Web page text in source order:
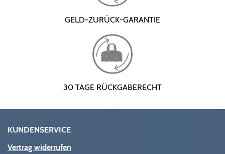
GELD-ZURÜCK-GARANTIE
30 TAGE RÜCKGABERECHT
KUNDENSERVICE
Vertrag widerrufen